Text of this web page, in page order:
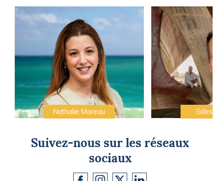
Nathalie Moreau Gilles
Suivez-nous sur les réseaux
sociaux